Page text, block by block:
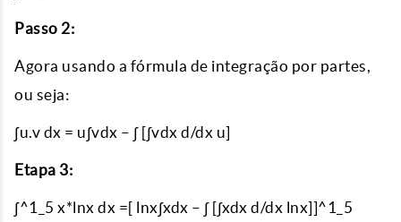
Passo 2:
Agora usando a fórmula de integração por partes,
ou seja:
∫u.v dx = u∫vdx – ∫ [∫vdx d/dx u]
Etapa 3:
∫^1_5 x*lnx dx =[ lnx∫xdx – ∫ [∫xdx d/dx lnx]]^1_5